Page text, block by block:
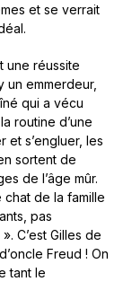
et se verrait
une réussite
un emmerdeur,
qui a vécu
routine d’une
et s’engluer, les
sortent de
de l’âge mûr.
chat de la famille
pas
C’est Gilles de
Freud ! On
tant le